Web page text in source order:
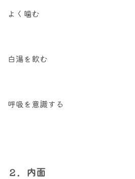
よく噛む
白湯を飲む
呼吸を意識する
２．内面